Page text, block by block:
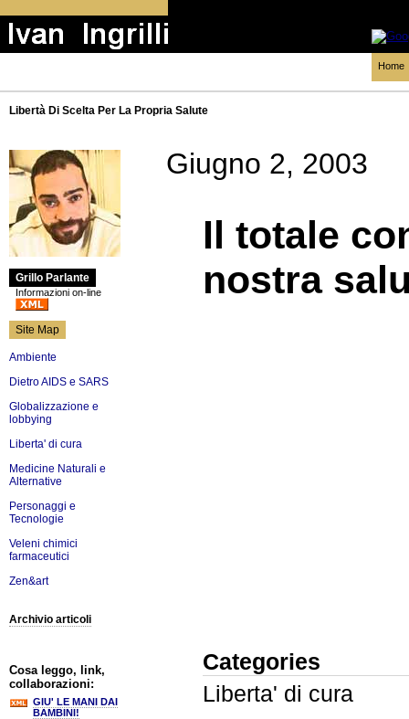
Home
Libertà Di Scelta Per La Propria Salute
Grillo Parlante
Informazioni on-line
Site Map
Ambiente
Dietro AIDS e SARS
Globalizzazione e
lobbying
Liberta' di cura
Medicine Naturali e
Alternative
Personaggi e
Tecnologie
Veleni chimici
farmaceutici
Zen&art
Archivio articoli
Cosa leggo, link,
collaborazioni:
GIU' LE MANI DAI
BAMBINI!
Giugno 2, 2003
Il totale
nostra
Categories
Liberta' di cura